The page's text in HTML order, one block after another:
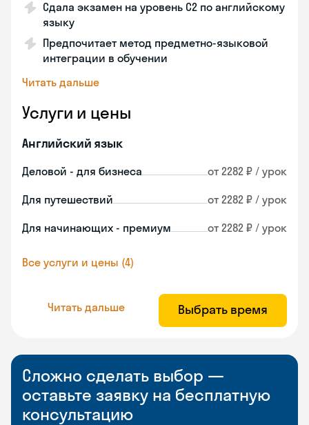
Сдала экзамен на уровень С2 по английскому
языку
Предпочитает метод предметно-языковой
интеграции в обучении
Читать дальше
Услуги и цены
Английский язык
Деловой - для бизнеса от 2282 ₽ / урок
Для путешествий от 2282 ₽ / урок
Для начинающих - премиум от 2282 ₽ / урок
Все услуги и цены (4)
Читать дальше Выбрать время
Сложно сделать выбор —
оставьте заявку на бесплатную
консультацию